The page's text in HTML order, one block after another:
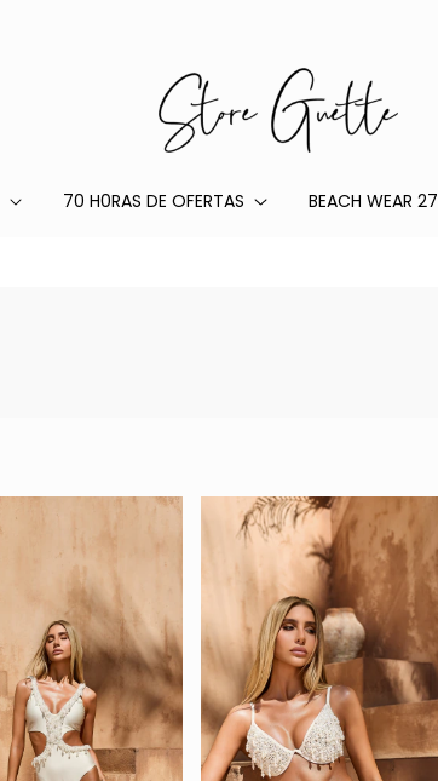
70 H0RAS DE OFERTAS BEACH WEAR 27